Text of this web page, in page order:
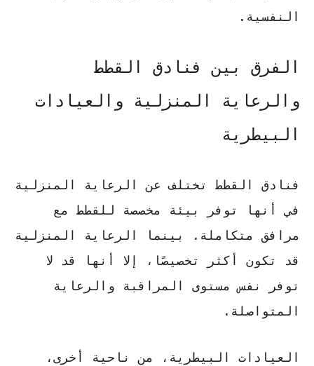
النفسية.
الفرق بين فنادق القطط
والرعاية المنزلية والعيادات
البيطرية
فنادق القطط تختلف عن الرعاية المنزلية
في أنها توفر بيئة مخصصة للقطط مع
مرافق متكاملة. بينما الرعاية المنزلية
قد تكون أكثر تخصيصًا، إلا أنها قد لا
توفر نفس مستوى المراقبة والرعاية
المتواصلة.
العيادات البيطرية، من ناحية أخرى،